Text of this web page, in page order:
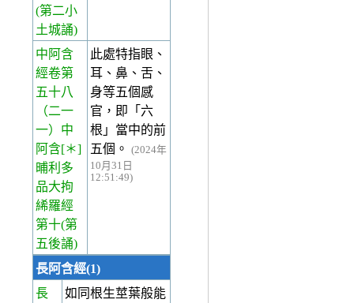
(第二小
土城誦)
中阿含
經卷第
五十八
（二一
一）中
阿含[＊]
晡利多
品大拘
絺羅經
第十(第
五後誦)
此處特指眼、
耳、鼻、舌、
身等五個感
官，即「六
根」當中的前
五個。
(2024年
10月31日
12:51:49)
長阿含經(1)
長
如同根生莖葉般能